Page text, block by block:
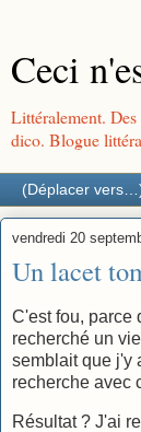
Ceci
Littéralement. Des
dico. Blogue
vendredi 20
Un lacet
C'est fou, parce
recherché un
semblait que j'y
recherche avec
Résultat ? J'ai